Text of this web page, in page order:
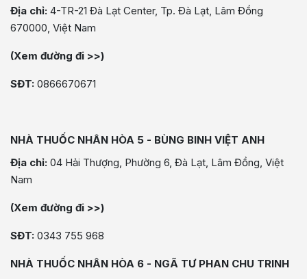
Địa chỉ: 4-TR-21 Đà Lạt Center, Tp. Đà Lạt, Lâm Đồng
670000, Việt Nam
(Xem đường đi >>)
SĐT: 0866670671
NHÀ THUỐC NHÂN HÒA 5 - BÙNG BINH VIỆT ANH
Địa chỉ: 04 Hải Thượng, Phường 6, Đà Lạt, Lâm Đồng, Việt
Nam
(Xem đường đi >>)
SĐT: 0343 755 968
NHÀ THUỐC NHÂN HÒA 6 - NGÃ TƯ PHAN CHU TRINH